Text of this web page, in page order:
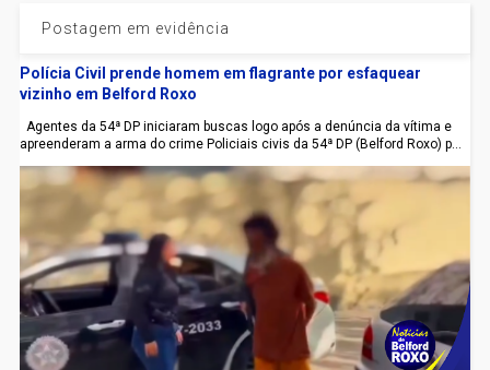
Postagem em evidência
Polícia Civil prende homem em flagrante por esfaquear
vizinho em Belford Roxo
Agentes da 54ª DP iniciaram buscas logo após a denúncia da vítima e
apreenderam a arma do crime Policiais civis da 54ª DP (Belford Roxo) p...